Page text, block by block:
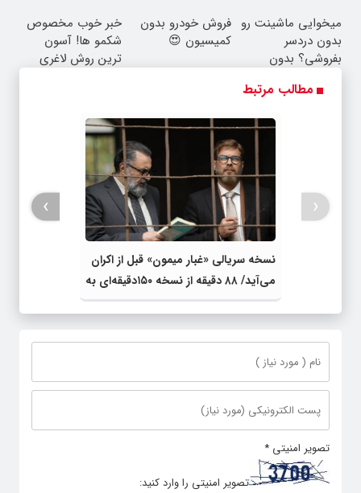
واقعی* میخوایی ماشینت رو
بدون دردسر
بفروشی؟ بدون
فروش خودرو بدون
کمیسیون 😍
خبر خوب مخصوص
شکمو ها! آسون
ترین روش لاغری
مطالب مرتبط
نسخه سریالی «غبار میمون» قبل از اکران
می‌آید/ ۸۸ دقیقه از نسخه ۱۵۰دقیقه‌ای به
«فجر» رسید!
‹
›
تصویر امنیتی *
تصویر امنیتی را وارد کنید: